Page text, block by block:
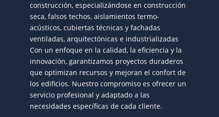
construcción, especializándose en construcción
seca, falsos techos, aislamientos termo-
acústicos, cubiertas técnicas y fachadas
ventiladas, arquitectónicas e industrializadas
Con un enfoque en la calidad, la eficiencia y la
innovación, garantizamos proyectos duraderos
que optimizan recursos y mejoran el confort de
los edificios. Nuestro compromiso es ofrecer un
servicio profesional y adaptado a las
necesidades específicas de cada cliente.